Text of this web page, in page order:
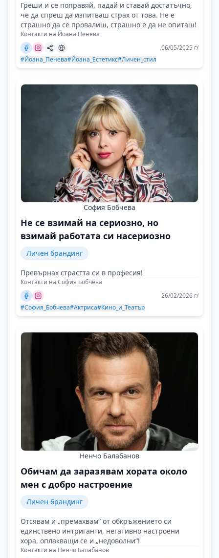
Греши и се поправяй, падай и ставай достатъчно,
че да спреш да изпитваш страх от това. Не е
страшно да се провалиш, страшно е да не опиташ!
Контакти на Йоана Пенева
06/05/2025 г/
#Йоана_Пенева#Йоана_Естетикс#Личен_стил
София Бобчева
Не се взимай на сериозно, но
взимай работата си насериозно
Личен брандинг
Превърнах страстта си в професия!
Контакти на София Бобчева
26/02/2026 г/
#София_Бобчева#Актриса#Кино_и_Театър
Ненчо Балабанов
Обичам да заразявам хората около
мен с добро настроение
Личен брандинг
Отсявам и „премахвам“ от обкръжението си
единствено интриганти, негативно настроени
хора, оплакващи се и „недоволни“!
Контакти на Ненчо Балабанов